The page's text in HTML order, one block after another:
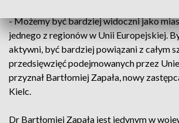
- Możemy być bardziej widoczni jako
jednego z regionów w Unii Europejskiej.
aktywni, być bardziej powiązani z całym
przedsięwzięć podejmowanych przez
przyznał Bartłomiej Zapała, nowy
Kielc.
Dr Bartłomiej Zapała jest jedynym w